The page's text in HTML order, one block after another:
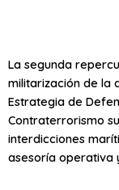
La segunda
militarización de la
Estrategia de
Contraterrorismo
interdicciones
asesoría operativa